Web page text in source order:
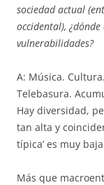
sociedad actual
occidental),
vulnerabilidades?
A: Música.
Telebasura.
Hay diversidad,
tan alta y
típica’ es muy
Más que